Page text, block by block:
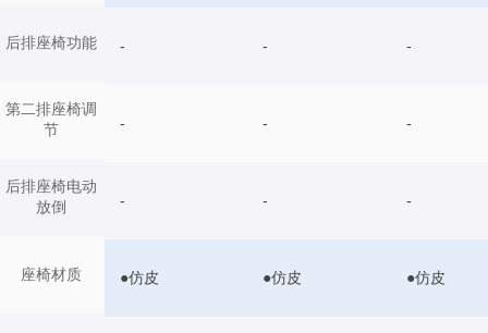
后排座椅功能
第二排座椅调
节
后排座椅电动
放倒
座椅材质
- - -
- - -
- - -
●仿皮 ●仿皮 ●仿皮